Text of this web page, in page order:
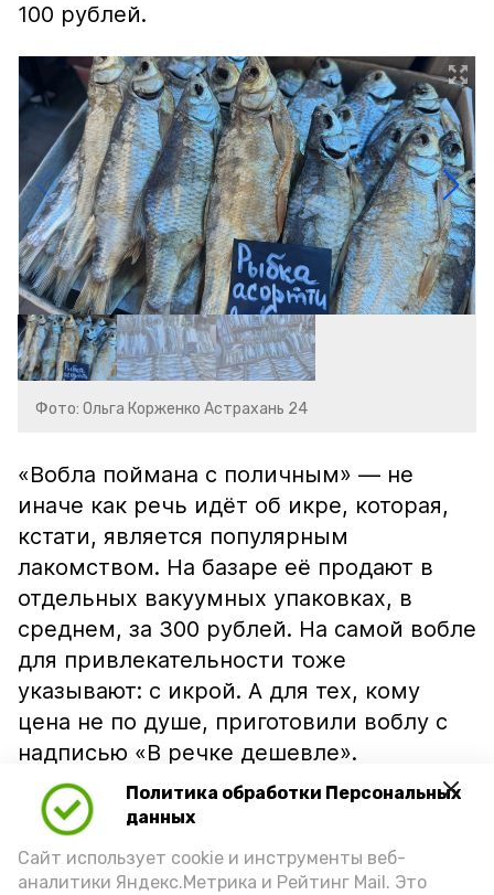
Политика обработки Персональных
данных
Сайт использует cookie и инструменты веб-
аналитики Яндекс.Метрика и Рейтинг Mail. Это
100 рублей.
Фото: Ольга Корженко Астрахань 24
«Вобла поймана с поличным» — не
иначе как речь идёт об икре, которая,
кстати, является популярным
лакомством. На базаре её продают в
отдельных вакуумных упаковках, в
среднем, за 300 рублей. На самой вобле
для привлекательности тоже
указывают: с икрой. А для тех, кому
цена не по душе, приготовили воблу с
надписью «В речке дешевле».